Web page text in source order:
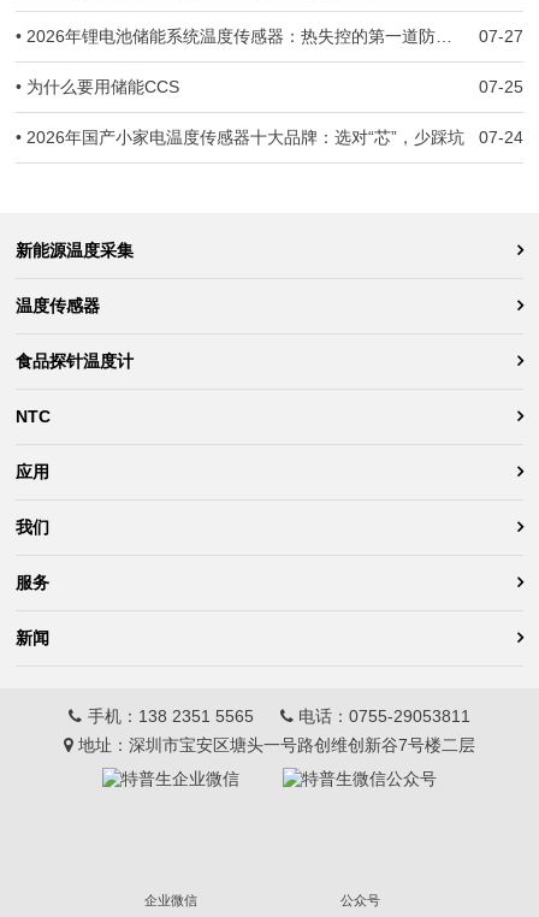
07-27
• 2026年锂电池储能系统温度传感器：热失控的第一道防线，到底守住了没有？
07-25
• 为什么要用储能CCS
07-24
• 2026年国产小家电温度传感器十大品牌：选对“芯”，少踩坑
新能源温度采集
温度传感器
食品探针温度计
NTC
应用
我们
服务
新闻
手机： 138 2351 5565 电话： 0755-29053811
地址：深圳市宝安区塘头一号路创维创新谷7号楼二层
企业微信 公众号